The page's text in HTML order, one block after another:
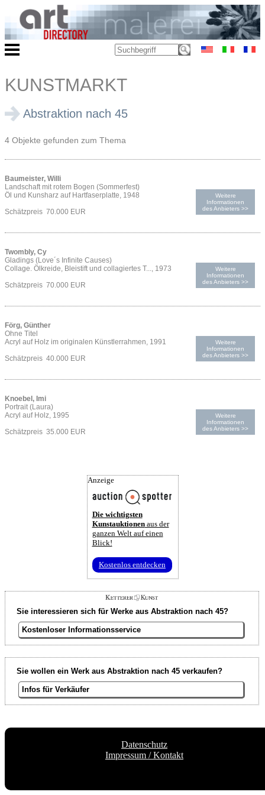
KUNSTMARKT
Abstraktion nach 45
4 Objekte gefunden zum Thema
Baumeister, Willi
Landschaft mit rotem Bogen (Sommerfest)
Öl und Kunsharz auf Hartfaserplatte, 1948
Schätzpreis 70.000 EUR
Weitere
Informationen
des Anbieters >>
Twombly, Cy
Gladings (Love´s Infinite Causes)
Collage. Ölkreide, Bleistift und collagiertes T..., 1973
Schätzpreis 70.000 EUR
Weitere
Informationen
des Anbieters >>
Förg, Günther
Ohne Titel
Acryl auf Holz im originalen Künstlerrahmen, 1991
Schätzpreis 40.000 EUR
Weitere
Informationen
des Anbieters >>
Knoebel, Imi
Portrait (Laura)
Acryl auf Holz, 1995
Schätzpreis 35.000 EUR
Weitere
Informationen
des Anbieters >>
Anzeige
Die wichtigsten
Kunstauktionenaus der
ganzen Welt auf einen
Blick!
Kostenlos entdecken
Sie interessieren sich für Werke aus Abstraktion nach 45?
Kostenloser Informationsservice
Sie wollen ein Werk aus Abstraktion nach 45 verkaufen?
Infos für Verkäufer
Datenschutz
Impressum / Kontakt